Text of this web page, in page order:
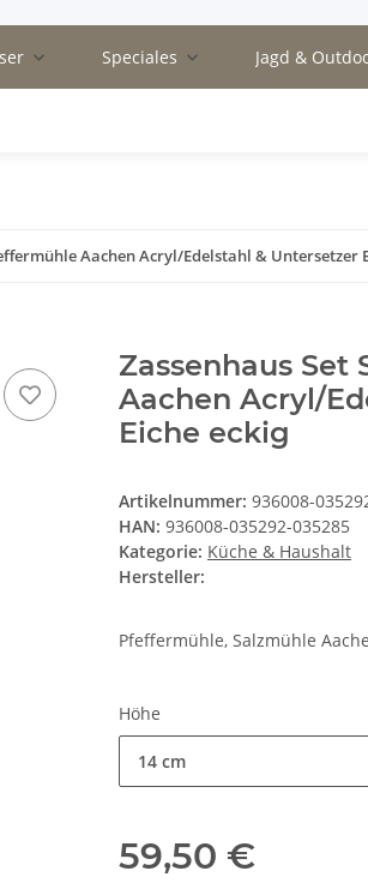
Speciales Jagd &
Aachen Acryl/Edelstahl & Untersetzer
Zassenhaus Set
Aachen Acryl/
Eiche eckig
Artikelnummer: 936008-
HAN: 936008-035292-035285
Kategorie: Küche & Haushalt
Hersteller:
Pfeffermühle, Salzmühle
Höhe
14 cm
59,50 €